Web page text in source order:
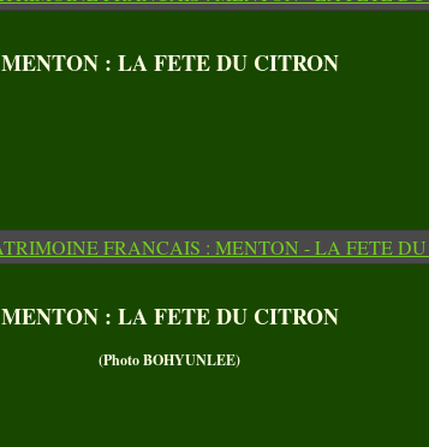
MENTON : LA FETE DU CITRON
MENTON : LA FETE DU CITRON
(Photo BOHYUNLEE)